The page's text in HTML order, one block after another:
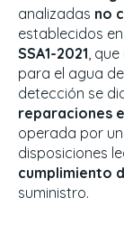
analizadas no
establecidos
SSA1-2021,
para el agua
detección se
reparaciones
operada por
disposiciones
cumplimiento
suministro.